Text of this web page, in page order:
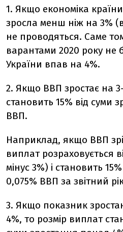
1. Якщо економіка країни
зросла менш ніж на 3%
не проводяться. Саме
варантами 2020 року не
України впав на 4%.
2. Якщо ВВП зростає на
становить 15% від суми
ВВП.
Наприклад, якщо ВВП
виплат розраховується
мінус 3%) і становить
0,075% ВВП за звітний
3. Якщо показник
4%, то розмір виплат